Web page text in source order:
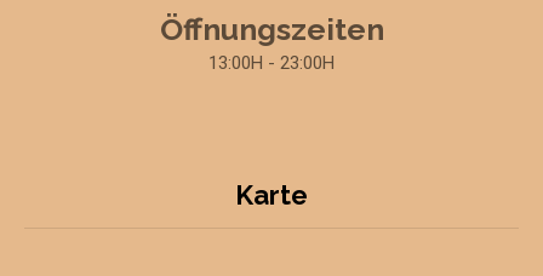
Öffnungszeiten
13:00H - 23:00H
Karte